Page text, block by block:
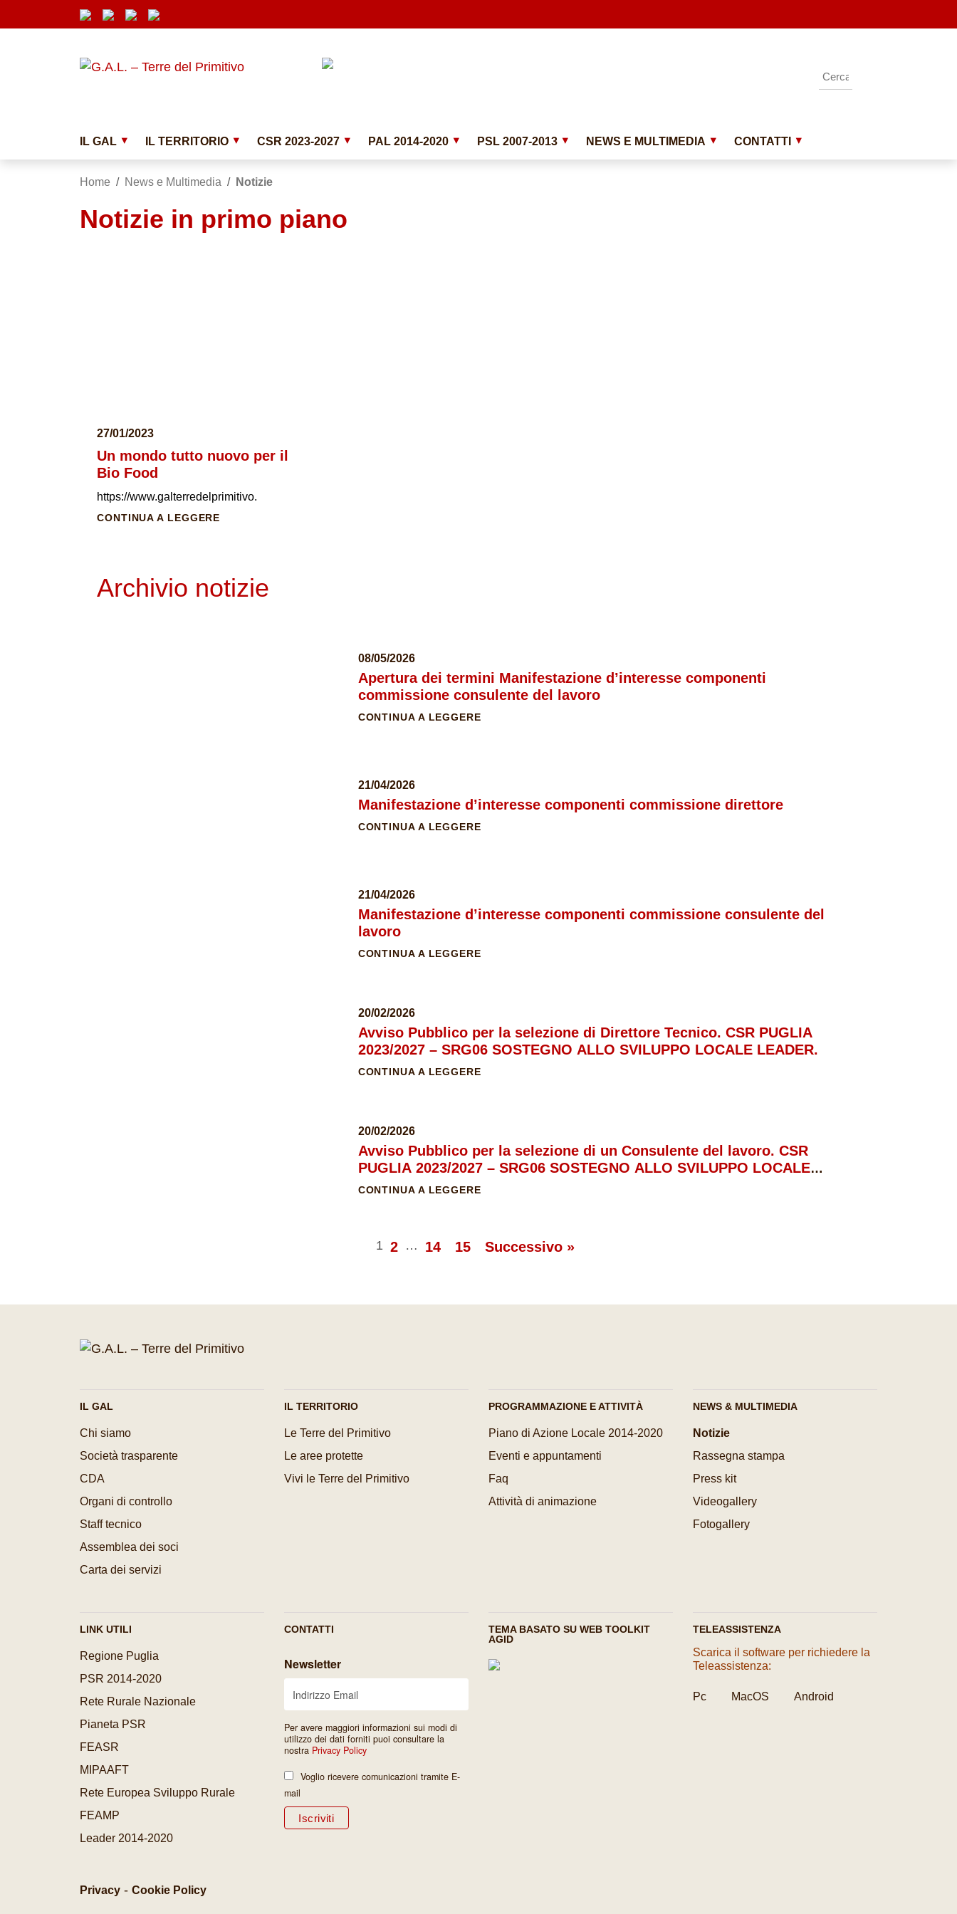
Vai ai contenuti
Vai al menu di navigazione
Submenu
IL GAL IL TERRITORIO CSR 2023-2027 PAL 2014-2020 PSL 2007-2013 NEWS E MULTIMEDIA CONTATTI
Home / News e Multimedia / Notizie
Notizie in primo piano
27/01/2023
Un mondo tutto nuovo per il
Bio Food
https://www.galterredelprimitivo.
CONTINUA A LEGGERE
Archivio notizie
08/05/2026
Apertura dei termini Manifestazione d’interesse componenti
commissione consulente del lavoro
CONTINUA A LEGGERE
21/04/2026
Manifestazione d’interesse componenti commissione direttore
CONTINUA A LEGGERE
21/04/2026
Manifestazione d’interesse componenti commissione consulente del
lavoro
CONTINUA A LEGGERE
20/02/2026
Avviso Pubblico per la selezione di Direttore Tecnico. CSR PUGLIA
2023/2027 – SRG06 SOSTEGNO ALLO SVILUPPO LOCALE LEADER.
CONTINUA A LEGGERE
20/02/2026
Avviso Pubblico per la selezione di un Consulente del lavoro. CSR
PUGLIA 2023/2027 – SRG06 SOSTEGNO ALLO SVILUPPO LOCALE
LEADER.
CONTINUA A LEGGERE
1 2 … 14 15 Successivo »
IL GAL
Chi siamo
Società trasparente
CDA
Organi di controllo
Staff tecnico
Assemblea dei soci
Carta dei servizi
IL TERRITORIO
Le Terre del Primitivo
Le aree protette
Vivi le Terre del Primitivo
PROGRAMMAZIONE E ATTIVITÀ
Piano di Azione Locale 2014-2020
Eventi e appuntamenti
Faq
Attività di animazione
NEWS & MULTIMEDIA
Notizie
Rassegna stampa
Press kit
Videogallery
Fotogallery
LINK UTILI
Regione Puglia
PSR 2014-2020
Rete Rurale Nazionale
Pianeta PSR
FEASR
MIPAAFT
Rete Europea Sviluppo Rurale
FEAMP
Leader 2014-2020
CONTATTI
Newsletter
Per avere maggiori informazioni sui modi di
utilizzo dei dati forniti puoi consultare la
nostra Privacy Policy
Voglio ricevere comunicazioni tramite E-
mail
TEMA BASATO SU WEB TOOLKIT
AGID
TELEASSISTENZA
Scarica il software per richiedere la
Teleassistenza:
Pc MacOS Android
Privacy - Cookie Policy